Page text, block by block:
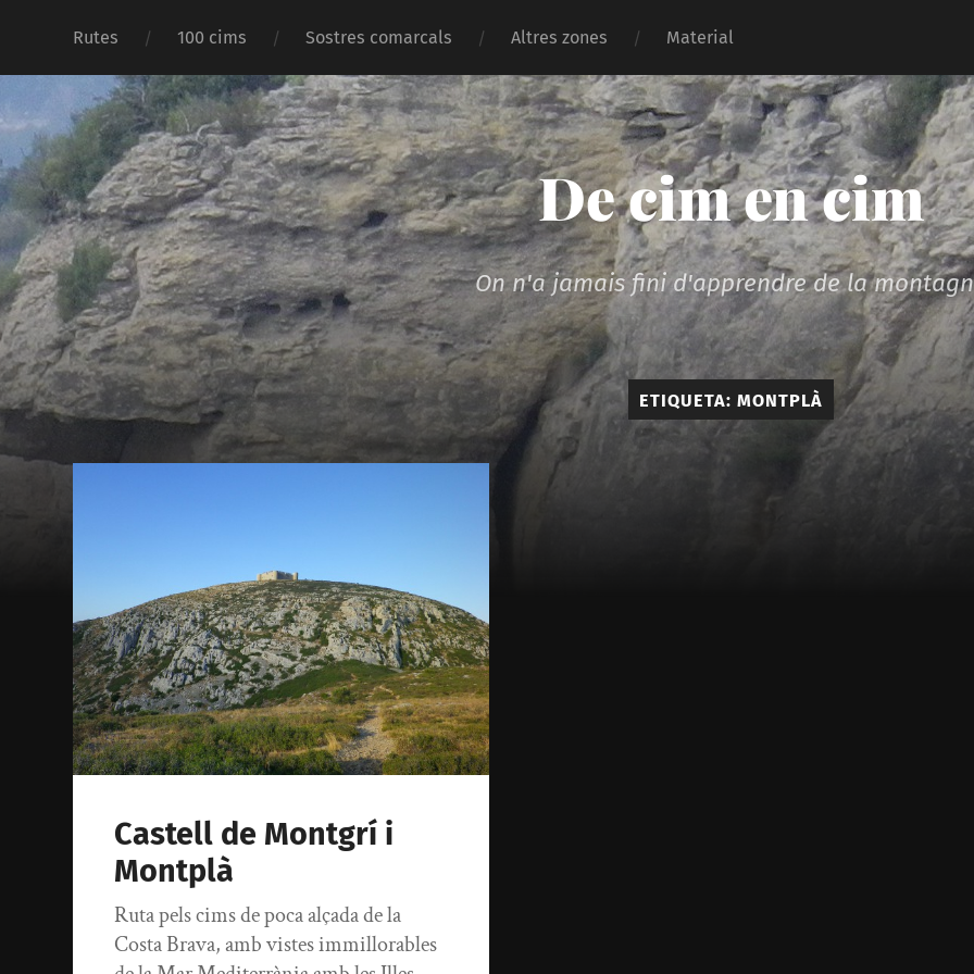
Rutes 100 cims Sostres comarcals Altres zones Material
De cim en cim
On n'a jamais fini d'apprendre de la
ETIQUETA: MONTPLÀ
Castell de Montgrí i
Montplà
Ruta pels cims de poca alçada de la
Costa Brava, amb vistes immillorables